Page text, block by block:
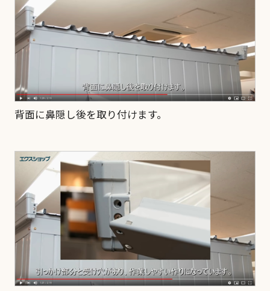
背面に鼻隠し後を取り付けます。